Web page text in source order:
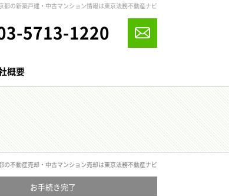
都の新築戸建・中古マンション情報は東京法務不動産ナビ
5713-1220
概要
の不動産売却・中古マンション売却は東京法務不動産ナビ
お手続き完了